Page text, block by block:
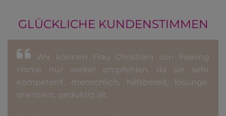
GLÜCKLICHE KUNDENSTIMMEN
Wir können Frau Christiani von Feeling
Home nur weiter empfehlen, da sie sehr
kompetent, menschlich, hilfs­bereit, lösungs­
orientiert, geduldig ist.